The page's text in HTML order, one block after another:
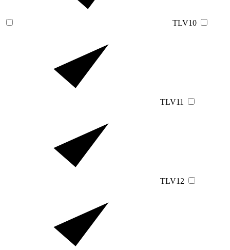
TLV10
TLV11
TLV12